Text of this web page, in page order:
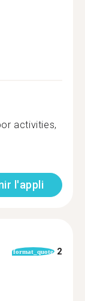
activities,
l'appli
format_quote 2